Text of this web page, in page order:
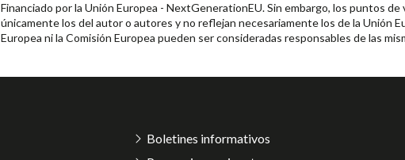
Financiado por la Unión Europea - NextGenerationEU. Sin embargo, los puntos
únicamente los del autor o autores y no reflejan necesariamente los de la Unión
Europea ni la Comisión Europea pueden ser consideradas responsables de las
Boletines informativos